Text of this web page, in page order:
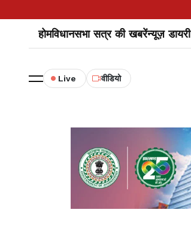
होमविधानसभा सत्र की खबरेंन्यूज़ डायरी
Live वीडियो